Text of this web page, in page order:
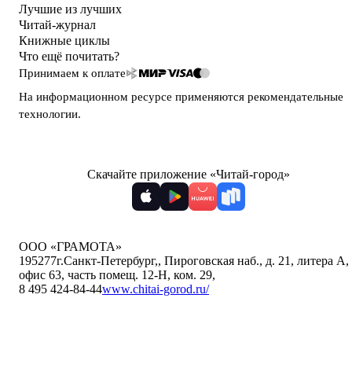
Лучшие из лучших
Читай-журнал
Книжные циклы
Что ещё почитать?
Принимаем к оплате
На информационном ресурсе применяются рекомендательные
технологии.
Скачайте приложение «Читай-город»
ООО «ГРАМОТА»
195277г.Санкт-Петербург,, Пироговская наб., д. 21, литера А,
офис 63, часть помещ. 12-Н, ком. 29,
8 495 424-84-44www.chitai-gorod.ru/